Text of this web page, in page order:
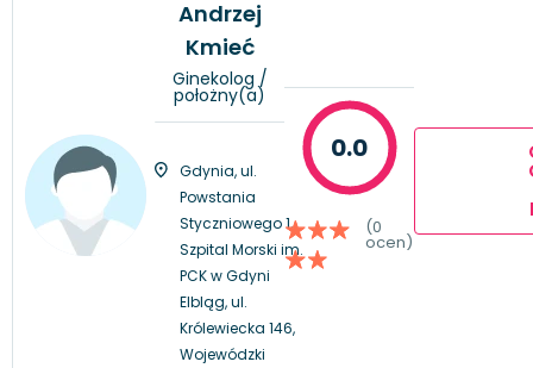
Andrzej
Kmieć
Ginekolog /
położny(a)
Gdynia, ul.
Powstania
Styczniowego 1,
Szpital Morski im.
PCK w Gdyni
Elbląg, ul.
Królewiecka 146,
Wojewódzki
0.0
(0
ocen)